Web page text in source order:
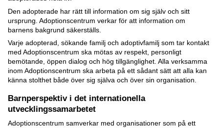
Den adopterade har rätt till information om sig själv och sitt
ursprung. Adoptionscentrum verkar för att information om
barnens bakgrund säkerställs.
Varje adopterad, sökande familj och adoptivfamilj som tar kontakt
med Adoptionscentrum ska mötas av respekt, personligt
bemötande, öppen dialog och hög tillgänglighet. Alla verksamma
inom Adoptionscentrum ska arbeta på ett sådant sätt att alla kan
känna stolthet både över sig själva och över sin organisation.
Barnperspektiv i det internationella
utvecklingssamarbetet
Adoptionscentrum samverkar med organisationer som på ett